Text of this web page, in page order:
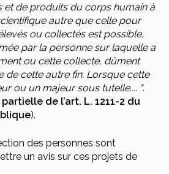
et de produits du corps humain à
autre que celle pour
ou collectés est possible,
par la personne sur laquelle a
ou cette collecte, dûment
de cette autre fin. Lorsque cette
ou un majeur sous tutelle.... ".
de l’art. L. 1211-2 du
).
des personnes sont
un avis sur ces projets de